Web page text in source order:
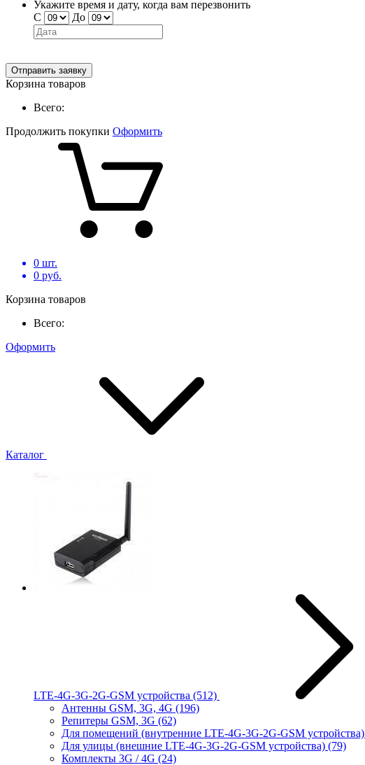
Укажите время и дату, когда вам перезвонить
С
До
Отправить заявку
Корзина товаров
Всего:
Продолжить покупки Оформить
0 шт.
0 руб.
Корзина товаров
Всего:
Оформить
Каталог
LTE-4G-3G-2G-GSM устройства (512)
Антенны GSM, 3G, 4G (196)
Репитеры GSM, 3G (62)
Для помещений (внутренние LTE-4G-3G-2G-GSM устройства)
Для улицы (внешние LTE-4G-3G-2G-GSM устройства) (79)
Комплекты 3G / 4G (24)